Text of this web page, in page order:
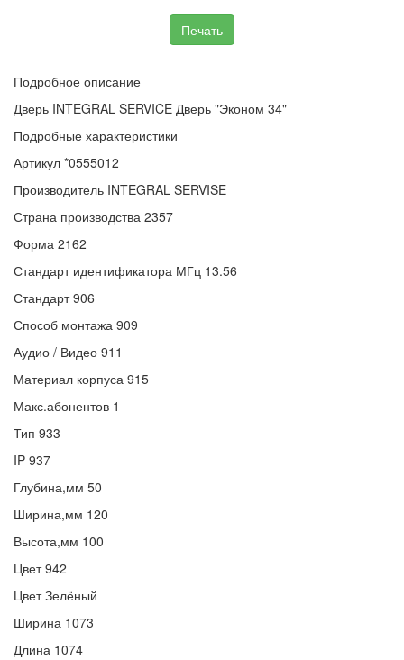
Печать
Подробное описание
Дверь INTEGRAL SERVICE Дверь "Эконом 34"
Подробные характеристики
Артикул *0555012
Производитель INTEGRAL SERVISE
Страна производства 2357
Форма 2162
Стандарт идентификатора МГц 13.56
Стандарт906
Способ монтажа 909
Аудио / Видео 911
Материал корпуса 915
Макс.абонентов 1
Тип 933
IP 937
Глубина,мм 50
Ширина,мм 120
Высота,мм 100
Цвет942
ЦветЗелёный
Ширина 1073
Длина 1074